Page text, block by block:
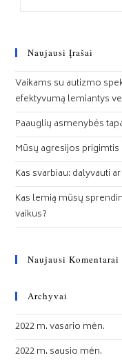
Naujausi Įrašai
Vaikams su autizmo
efektyvumą lemiantys
Paauglių asmenybės
Mūsų agresijos prigimtis
Kas svarbiau: dalyvauti
Kas lemią mūsų
vaikus?
Naujausi Komentarai
Archyvai
2022 m. vasario mėn.
2022 m. sausio mėn.